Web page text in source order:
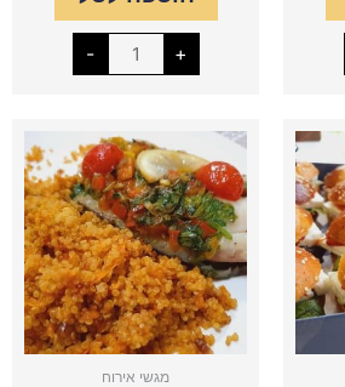
- +
מגשי אירוח
של
דג
פילה
מפולט